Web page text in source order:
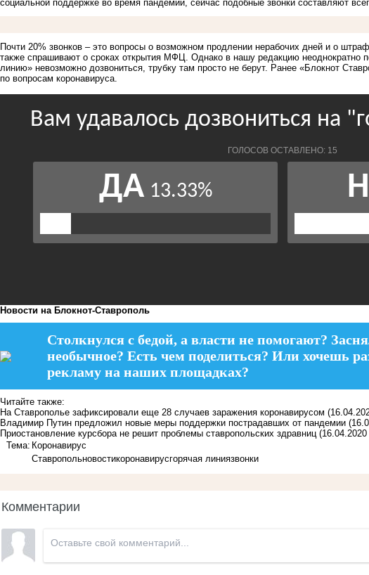
социальной поддержке во время пандемии, сейчас подобные звонки составляют
Почти 20% звонков – это вопросы о возможном продлении нерабочих дней и о
также спрашивают о сроках открытия МФЦ. Однако в нашу редакцию неоднократно
линию» невозможно дозвониться, трубку там просто не берут. Ранее «Блокнот
по вопросам коронавируса.
Новости на Блoкнoт-Ставрополь
Столкнулся с бедой, а власти не помогают?
необычное? Есть чем поделиться? Или хочешь
рекламу на наших площадках?
Читайте также:
На Ставрополье зафиксировали еще 28 случаев заражения коронавирусом
Владимир Путин предложил новые меры поддержки пострадавших от пандемии
Приостановление курсбора не решит проблемы ставропольских здравниц
Тема: Коронавирус
Ставропольновостикоронавирусгорячая линиязвонки
Комментарии